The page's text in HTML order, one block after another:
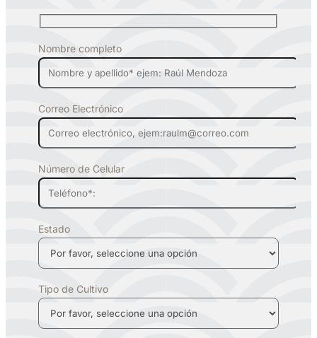
Nombre completo
Correo Electrónico
Número de Celular
Estado
Tipo de Cultivo